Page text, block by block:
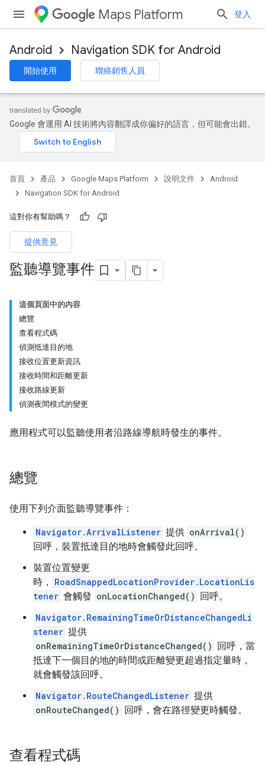
Maps Platform 登入
Android Navigation SDK for Android
開始使用 聯絡銷售人員
Google 會運用 AI 技術將內容翻譯成你偏好的語言，但可能會出錯。
首頁 產品 Google Maps Platform 說明文件
Android
Navigation SDK for Android
這對你有幫助嗎？
提供意見
監聽導覽事件
這個頁面中的內容
總覽
查看程式碼
偵測抵達目的地
接收位置更新資訊
接收時間和距離更新
接收路線更新
偵測夜間模式的變更
應用程式可以監聽使用者沿路線導航時發生的事件。
總覽
使用下列介面監聽導覽事件：
Navigator.ArrivalListener 提供 onArrival()
回呼，裝置抵達目的地時會觸發此回呼。
裝置位置變更
時，
RoadSnappedLocationProvider.LocationLis
tener 會觸發 onLocationChanged() 回呼。
Navigator.RemainingTimeOrDistanceChangedLi
stener 提供
onRemainingTimeOrDistanceChanged() 回呼，當
抵達下一個目的地的時間或距離變更超過指定量時，
就會觸發該回呼。
Navigator.RouteChangedListener 提供
onRouteChanged() 回呼，會在路徑變更時觸發。
查看程式碼